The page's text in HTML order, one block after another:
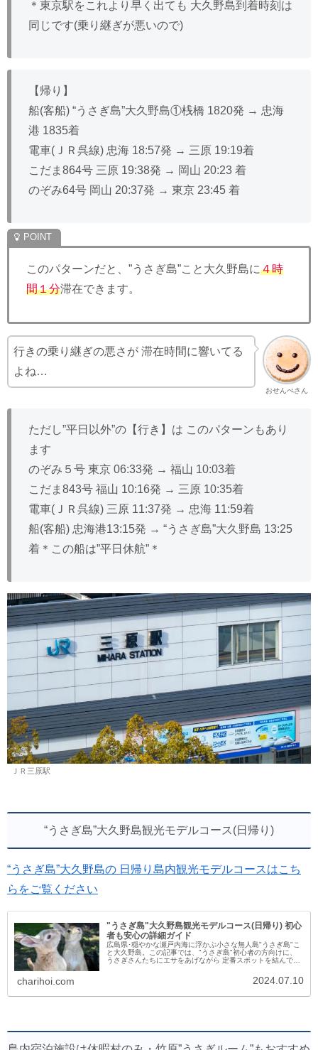
＊東京駅をこれより早く出ても 大久野島到着時刻は
同じです(乗り継ぎが悪いので)
【帰り】
船(客船) “うさぎ島”大久野島①桟橋 1820発 → 忠海
港 1835着
電車(ＪＲ呉線) 忠海 18:57発 → 三原 19:19着
こだま864号 三原 19:38発 → 岡山 20:23 着
のぞみ64号 岡山 20:37発 → 東京 23:45 着
このパターンだと、”うさぎ島”こと大久野島に４時
間１分滞在できます。
おせんべさん
行きの乗り継ぎの悪さが 滞在時間に響いてる
よね…
ただし”平日以外”の【行き】は このパターンもあり
ます
のぞみ５号 東京 06:33発 → 福山 10:03着
こだま843号 福山 10:16発 → 三原 10:35着
電車(ＪＲ呉線) 三原 11:37発 → 忠海 11:59着
船(客船) 忠海港13:15発 → “うさぎ島”大久野島 13:25
着＊この船は”平日休航”＊
ＪＲ三原駅
“うさぎ島”大久野島観光モデルコース(日帰り)
“うさぎ島”大久野島の 日帰り島内観光モデルコースはこち
らをご覧ください
"うさぎ島"大久野島観光モデルコース(日帰り) 初心
者も安心の詳細ガイド
広島県･穏やかな瀬戸内海に浮かぶ小さな無人島"うさぎ島"こ
と大久野島。この記事では、"うさぎ島"初心者の方向けに、
うさぎさんたちにエサをあげながら 定番スポットを結んで島
charihoi.com 2024.07.10